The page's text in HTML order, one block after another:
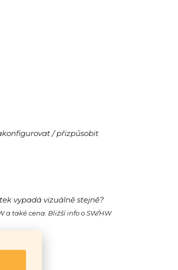
/ přizpůsobit
vypadá vizuálně stejně?
a také cena. Bližší info o SW/HW